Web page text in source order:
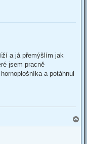
a já přemýšlím jak
jsem pracně
a potáhnul
o